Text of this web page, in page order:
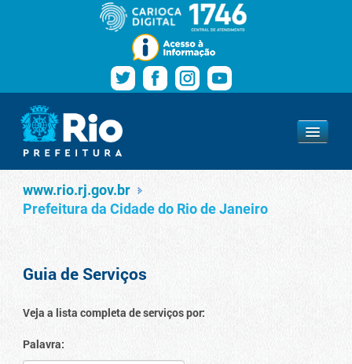
Pular para o conteúdo
Navegação
www.rio.rj.gov.br
Serviços
www.rio.rj.gov.br
Prefeitura da Cidade do Rio de Janeiro
Guia de Serviços
Veja a lista completa de serviços por:
Palavra: